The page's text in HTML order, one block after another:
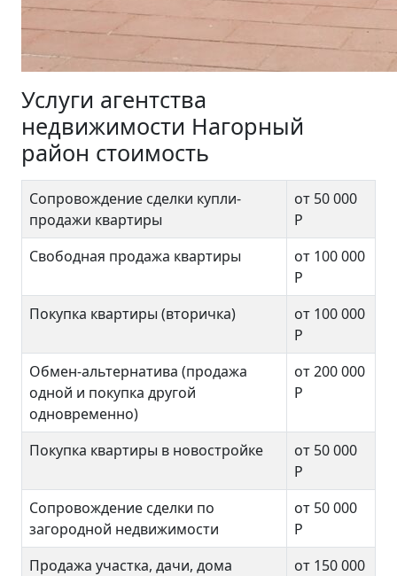
Услуги агентства
недвижимости Нагорный
район стоимость
Сопровождение сделки купли-
продажи квартиры
от 50 000
Р
Свободная продажа квартиры
от 100 000
Р
Покупка квартиры (вторичка)
от 100 000
Р
Обмен-альтернатива (продажа
одной и покупка другой
одновременно)
от 200 000
Р
Покупка квартиры в новостройке
от 50 000
Р
Сопровождение сделки по
загородной недвижимости
от 50 000
Р
Продажа участка, дачи, дома
от 150 000